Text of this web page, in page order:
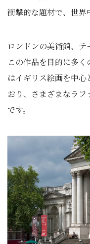
衝撃的な題材で、世界
ロンドンの美術館、テ
この作品を目的に多
はイギリス絵画を中
おり、さまざまなラ
です。